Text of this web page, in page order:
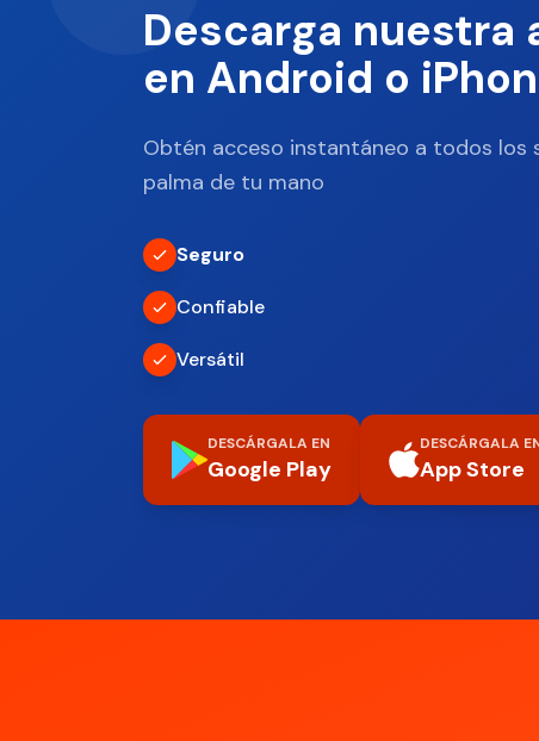
Descarga nuestra
en Android o
Obtén acceso instantáneo a todos los
palma de tu mano
Seguro
Confiable
Versátil
DESCÁRGALA EN
Google Play
DESCÁRGALA
App Store